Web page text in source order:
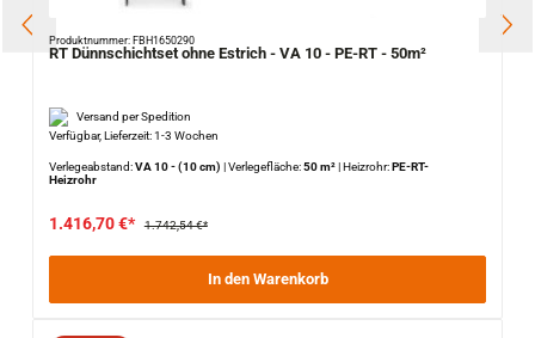
Produktnummer: FBH1650290
RT Dünnschichtset ohne Estrich - VA 10 - PE-RT - 50m²
Versand per Spedition
Verfügbar, Lieferzeit: 1-3 Wochen
Verlegeabstand:
VA 10 - (10 cm) |Verlegefläche:50 m²|Heizrohr:PE-RT-
Heizrohr
1.416,70 €* 1.742,54 €*
In den Warenkorb